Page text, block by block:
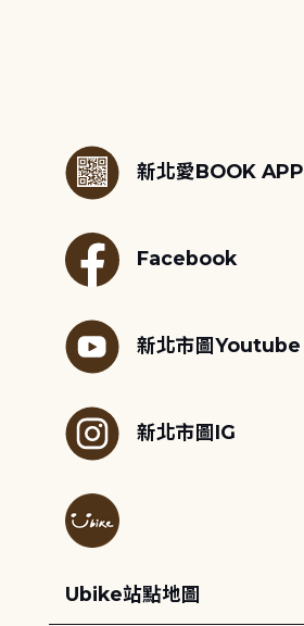
新北愛BOOK APP
Facebook
新北市圖Youtube
新北市圖IG
Ubike站點地圖